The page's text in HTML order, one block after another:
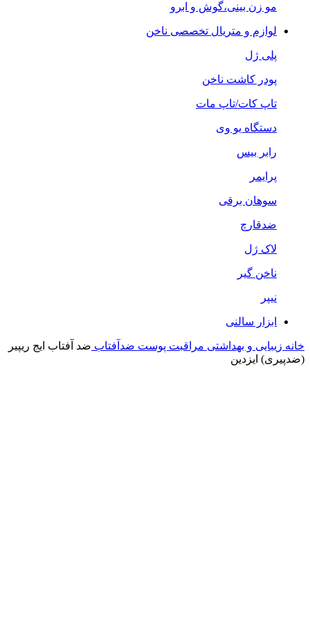
مو زن بینی،گوش و ابرو
لوازم و متریال تخصصی ناخن
پلی ژل
پودر کاشت ناخن
تاپ کات/تاپ مات
دستگاه یو وی
رابر بیس
پرایمر
سوهان برقی
ضدقارچ
لاک ژل
ناخن گیر
نیپر
ابزار سالنی
خانه زیبایی و بهداشتی مراقبت پوست ضدآفتاب ضد آفتاب ایج ریپیر
(ضدپیری) ایزدین